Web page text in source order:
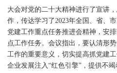
大会对党的二十大精神进行了宣讲
作，传达学习了2023年全国、省、
党建工作重点任务推进会精神，安
点工作任务。会议指出，要认清形
工作的重要意义，切实提高抓党建
企业发展注入“红色引擎”，提供不竭